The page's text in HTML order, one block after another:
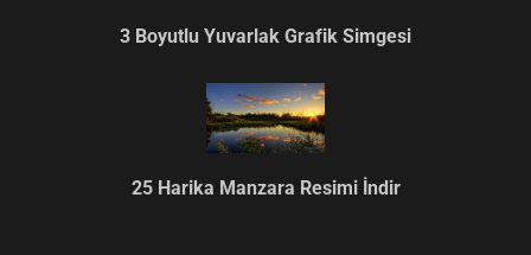
3 Boyutlu Yuvarlak Grafik Simgesi
25 Harika Manzara Resimi İndir